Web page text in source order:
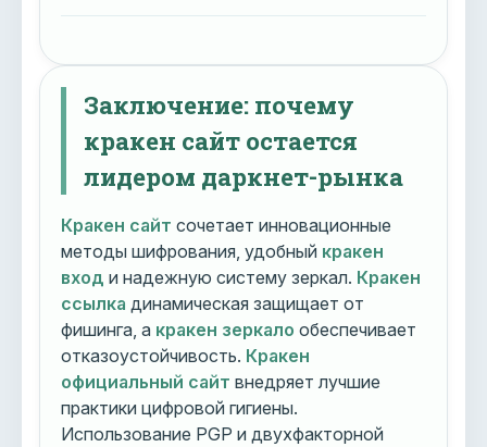
Заключение: почему
кракен сайт остается
лидером даркнет-рынка
Кракен сайт сочетает инновационные
методы шифрования, удобный кракен
вход и надежную систему зеркал. Кракен
ссылка динамическая защищает от
фишинга, а кракен зеркало обеспечивает
отказоустойчивость. Кракен
официальный сайт внедряет лучшие
практики цифровой гигиены.
Использование PGP и двухфакторной